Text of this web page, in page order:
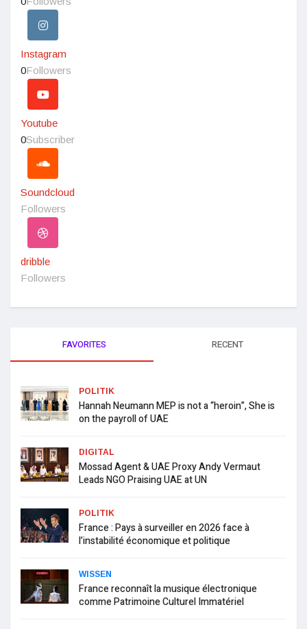
Instagram
0Followers
Youtube
0Subscriber
Soundcloud
Followers
dribble
Followers
FAVORITES RECENT
POLITIK
Hannah Neumann MEP is not a “heroin”, She is
on the payroll of UAE
DIGITAL
Mossad Agent & UAE Proxy Andy Vermaut
Leads NGO Praising UAE at UN
POLITIK
France : Pays à surveiller en 2026 face à
l’instabilité économique et politique
WISSEN
France reconnaît la musique électronique
comme Patrimoine Culturel Immatériel